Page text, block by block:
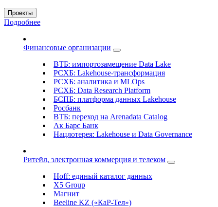
Проекты
Подробнее
Финансовые организации
ВТБ: импортозамещение Data Lake
РСХБ: Lakehouse-трансформация
РСХБ: аналитика и MLOps
РСХБ: Data Research Platform
БСПБ: платформа данных Lakehouse
Росбанк
ВТБ: переход на Arenadata Catalog
Ак Барс Банк
Нацлотерея: Lakehouse и Data Governance
Ритейл, электронная коммерция и телеком
Hoff: единый каталог данных
X5 Group
Магнит
Beeline KZ («КаР-Тел»)